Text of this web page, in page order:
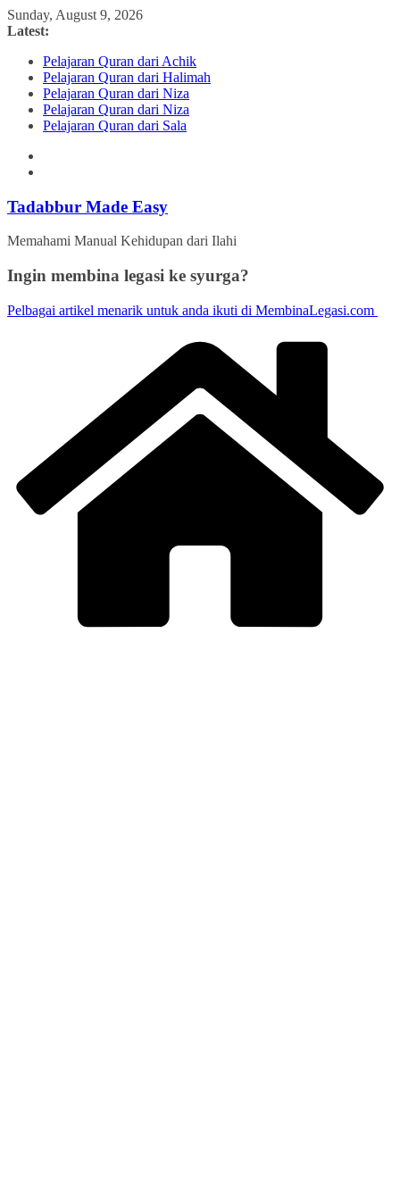
Skip
to
Sunday, August 9, 2026
Latest:
Pelajaran Quran dari Achik
Pelajaran Quran dari Halimah
Pelajaran Quran dari Niza
Pelajaran Quran dari Niza
Pelajaran Quran dari Sala
Tadabbur Made Easy
Memahami Manual Kehidupan dari Ilahi
Ingin membina legasi ke syurga?
Pelbagai artikel menarik untuk anda ikuti di MembinaLegasi.com